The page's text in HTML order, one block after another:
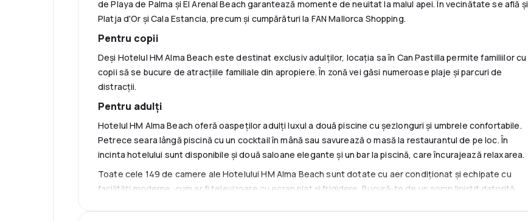
de Playa de Palma și El Arenal Beach garantează momente de neuitat la malul apei. În vecinătate se află și
Platja d'Or și Cala Estancia, precum și cumpărături la FAN Mallorca Shopping.
Pentru copii
Deși Hotelul HM Alma Beach este destinat exclusiv adulților, locația sa în Can Pastilla permite familiilor cu
copii să se bucure de atracțiile familiale din apropiere. În zonă vei găsi numeroase plaje și parcuri de
distracții.
Pentru adulți
Hotelul HM Alma Beach oferă oaspeților adulți luxul a două piscine cu șezlonguri și umbrele confortabile.
Petrece seara lângă piscină cu un cocktail în mână sau savurează o masă la restaurantul de pe loc. În
incinta hotelului sunt disponibile și două saloane elegante și un bar la piscină, care încurajează relaxarea.
Toate cele 149 de camere ale Hotelului HM Alma Beach sunt dotate cu aer condiționat și echipate cu
facilități moderne, cum ar fi televizoare cu ecran plat și frigidere. Bucură-te de un somn liniștit datorită